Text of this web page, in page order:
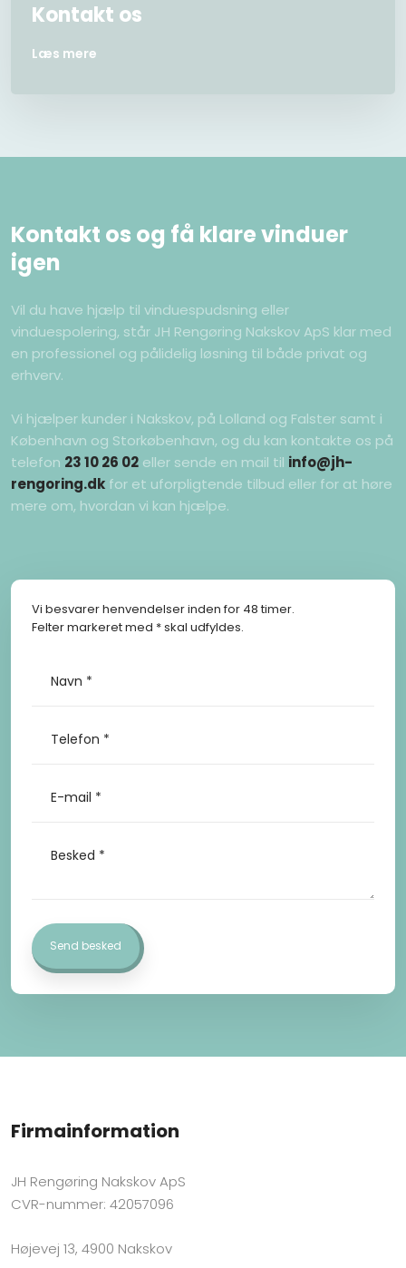
Kontakt os
Læs mere
Kontakt os og få klare vinduer
igen
Vil du have hjælp til vinduespudsning eller
vinduespolering, står JH Rengøring Nakskov ApS klar med
en professionel og pålidelig løsning til både privat og
erhverv.
Vi hjælper kunder i Nakskov, på Lolland og Falster samt i
København og Storkøbenhavn, og du kan kontakte os på
telefon 23 10 26 02eller sende en mail til info@jh-
rengoring.dkfor et uforpligtende tilbud eller for at høre
mere om, hvordan vi kan hjælpe.
Vi besvarer henvendelser inden for 48 timer.​​
Felter markeret med * skal udfyldes.
Firmainformation
JH Rengøring Nakskov ApS
CVR-nummer: 42057096
Højevej 13, 4900 Nakskov